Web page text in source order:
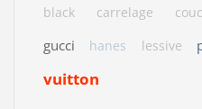
black carrelage
gucci
hanes lessive
vuitton